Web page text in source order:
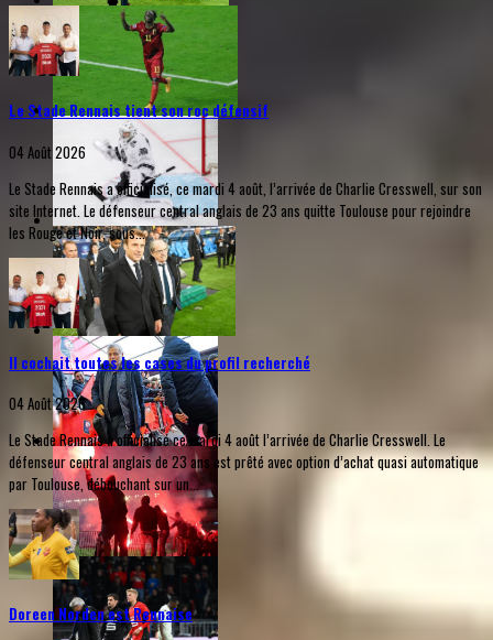
Le Stade Rennais tient son roc défensif
04 Août 2026
Le Stade Rennais a officialisé, ce mardi 4 août, l’arrivée de Charlie Cresswell, sur son
site Internet. Le défenseur central anglais de 23 ans quitte Toulouse pour rejoindre
les Rouge et Noir, sous...
Il cochait toutes les cases du profil recherché
04 Août 2026
Le Stade Rennais a officialisé ce mardi 4 août l’arrivée de Charlie Cresswell. Le
défenseur central anglais de 23 ans est prêté avec option d’achat quasi automatique
par Toulouse, débouchant sur un...
Doreen Norden est Rennaise